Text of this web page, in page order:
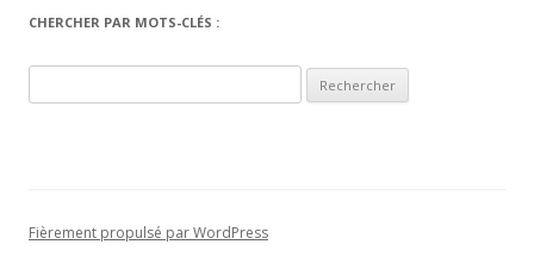
CHERCHER PAR MOTS-CLÉS :
e
rFièrement propulsé par WordPress